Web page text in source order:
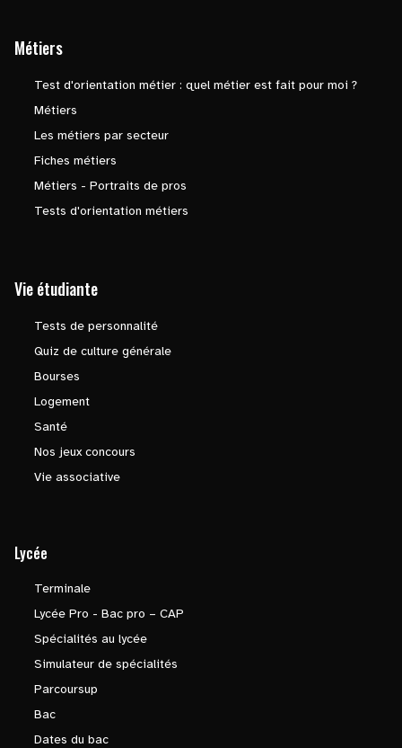
Métiers
Test d'orientation métier : quel métier est fait pour moi ?
Métiers
Les métiers par secteur
Fiches métiers
Métiers - Portraits de pros
Tests d'orientation métiers
Vie étudiante
Tests de personnalité
Quiz de culture générale
Bourses
Logement
Santé
Nos jeux concours
Vie associative
Lycée
Terminale
Lycée Pro - Bac pro – CAP
Spécialités au lycée
Simulateur de spécialités
Parcoursup
Bac
Dates du bac